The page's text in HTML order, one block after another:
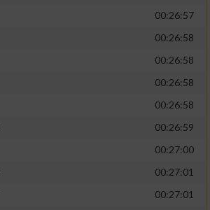
00:26:57
00:26:58
00:26:58
00:26:58
00:26:58
00:26:59
00:27:00
00:27:01
00:27:01